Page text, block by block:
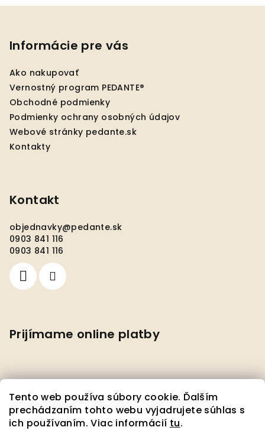
Tento web používa súbory cookie. Ďalším
prechádzaním tohto webu vyjadrujete súhlas s
ich používaním. Viac informácií tu.
Informácie pre vás
Ako nakupovať
Vernostný program PEDANTE®
Obchodné podmienky
Podmienky ochrany osobných údajov
Webové stránky pedante.sk
Kontakty
Kontakt
objednavky@pedante.sk
0903 841 116
0903 841 116
Prijímame online platby
Facebook